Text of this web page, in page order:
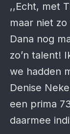
,,Echt, met
maar niet
Dana nog
zo’n talent!
we hadden
Denise
een prima
daarmee